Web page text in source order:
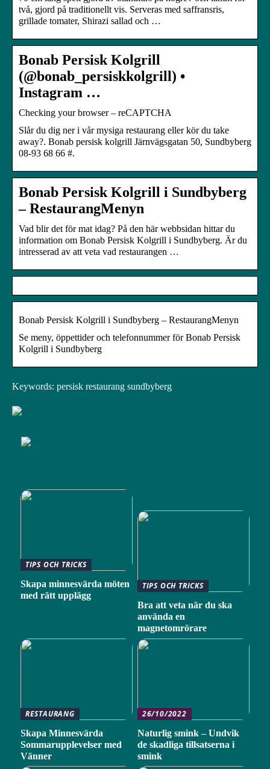
två, gjord på traditionellt vis. Serveras med saffransris,
grillade tomater, Shirazi sallad och …
Bonab Persisk Kolgrill
(@bonab_persiskkolgrill) •
Instagram …
Checking your browser – reCAPTCHA
Slår du dig ner i vår mysiga restaurang eller kör du take
away?. Bonab persisk kolgrill Järnvägsgatan 50, Sundbyberg
08-93 68 66 #.
Bonab Persisk Kolgrill i Sundbyberg
– RestaurangMenyn
Vad blir det för mat idag? På den här webbsidan hittar du
information om Bonab Persisk Kolgrill i Sundbyberg. Är du
intresserad av att veta vad restaurangen …
Bonab Persisk Kolgrill i Sundbyberg – RestaurangMenyn
Se meny, öppettider och telefonnummer för Bonab Persisk
Kolgrill i Sundbyberg
Keywords: persisk restaurang sundbyberg
TIPS OCH TRICKS
Skapa minnesvärda möten
med rätt upplägg
TIPS OCH TRICKS
Bra att veta när du ska
använda en
magnetomrörare
RESTAURANG
Skapa Minnesvärda
Sommarupplevelser med
Vänner
26/10/2022
Naturlig smink – Undvik
de skadliga tillsatserna i
smink